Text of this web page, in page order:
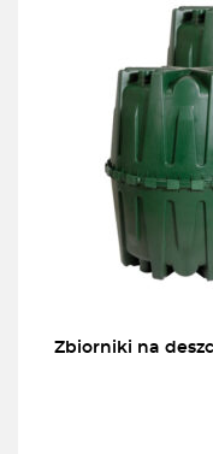
Zbiorniki na